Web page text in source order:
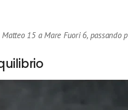
15 a Mare Fuori 6, passando